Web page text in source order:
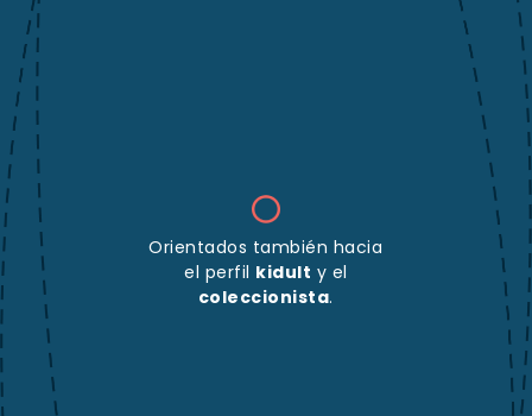
Orientados también hacia
el perfil kidult y el
coleccionista.